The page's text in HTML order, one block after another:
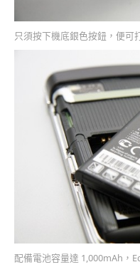
只須按下機底銀色按鈕，便可
配備電池容量達 1,000mAh，